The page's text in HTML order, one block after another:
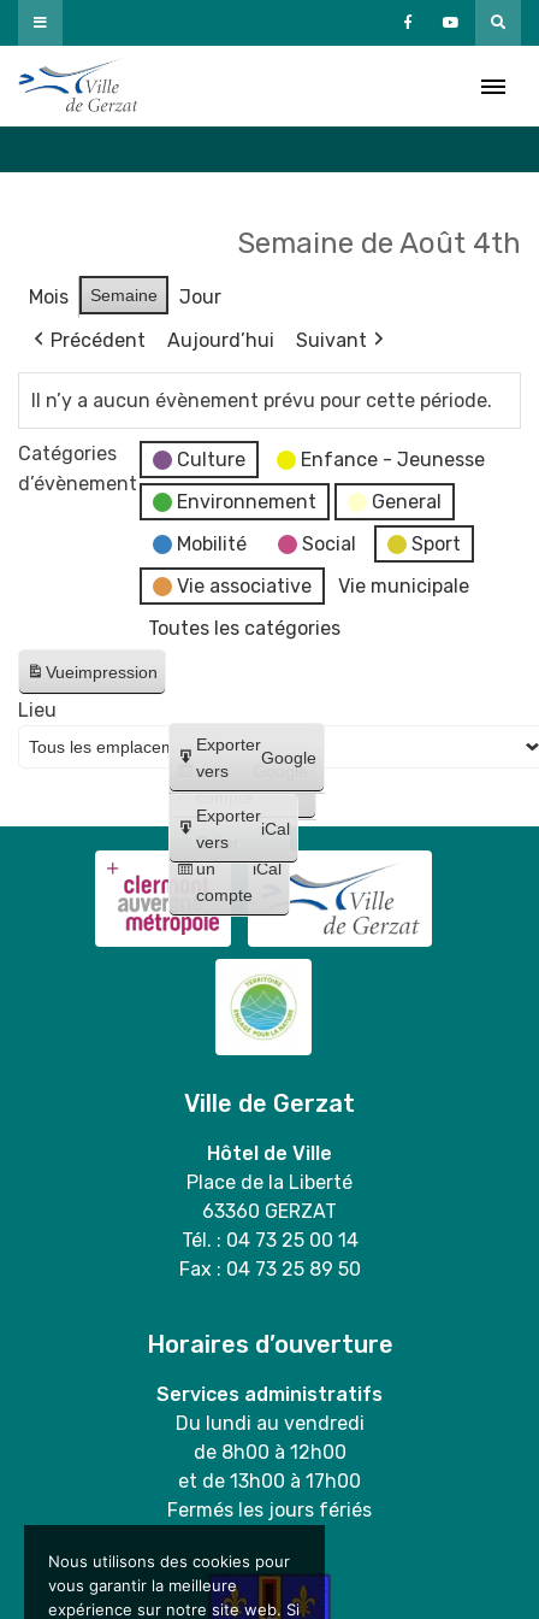
Passer
au
contenu
Semaine de Août 4th
Mois Semaine
Jour
Précédent
Aujourd’hui Suivant
Il n’y a aucun évènement prévu pour cette période.
Catégories
d’évènement
Culture
Enfance - Jeunesse
Environnement
General
Mobilité
Social
Sport
Vie associative
Vie municipale
Toutes les catégories
Vueimpression
Créer
un
compte
Google
Créer
un
compte
iCal
Exporter
vers
Google
Exporter
vers
iCal
Lieu
Ville de Gerzat
Hôtel de Ville
Place de la Liberté
63360 GERZAT
Tél. : 04 73 25 00 14
Fax : 04 73 25 89 50
Horaires d’ouverture
Services administratifs
Du lundi au vendredi
de 8h00 à 12h00
et de 13h00 à 17h00
Fermés les jours fériés
Nous utilisons des cookies pour
vous garantir la meilleure
expérience sur notre site web. Si